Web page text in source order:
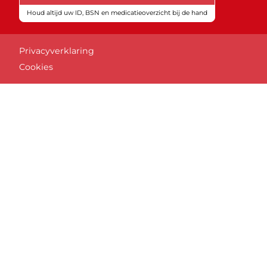
Houd altijd uw ID, BSN en medicatieoverzicht bij de hand
Privacyverklaring
Cookies